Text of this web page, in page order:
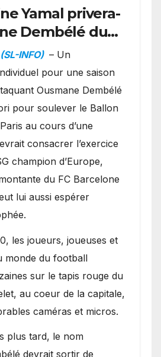
Yamal privera-
Dembélé du
? INFO) – Un
pour une saison
Ousmane Dembélé
pour soulever le Ballon
au cours d’une
consacrer l’exercice
champion d’Europe,
du FC Barcelone
lui aussi espérer
les joueurs, joueuses et
monde du football
sur le tapis rouge du
au coeur de la capitale,
caméras et micros.
plus tard, le nom
devrait sortir de